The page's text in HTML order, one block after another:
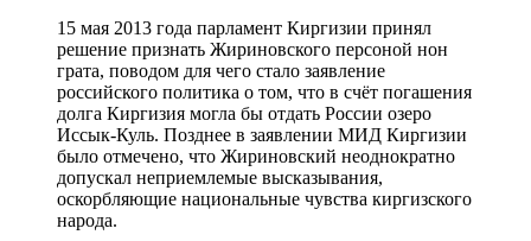
15 мая 2013 года парламент Киргизии принял
решение признать Жириновского персоной нон
грата, поводом для чего стало заявление
российского политика о том, что в счёт погашения
долга Киргизия могла бы отдать России озеро
Иссык-Куль. Позднее в заявлении МИД Киргизии
было отмечено, что Жириновский неоднократно
допускал неприемлемые высказывания,
оскорбляющие национальные чувства киргизского
народа.